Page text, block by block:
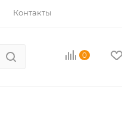
Контакты
0